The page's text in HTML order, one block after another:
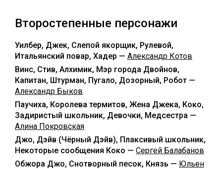
Второстепенные персонажи
Уилбер, Джек, Слепой якорщик, Рулевой,
Итальянский повар, Хадер — Александр Котов
Винс, Стив, Алхимик, Мэр города Двойнов,
Капитан, Штурман, Пугало, Дозорный, Робот —
Александр Быков
Паучиха, Королева термитов, Жена Джека, Коко,
Задиристый школьник, Девочки, Медсестра —
Алина Покровская
Джо, Дэйв (Чёрный Дэйв), Плаксивый школьник,
Некоторые сообщения Коко — Сергей Балабанов
Обжора Джо, Снотворный песок, Князь — Юльен